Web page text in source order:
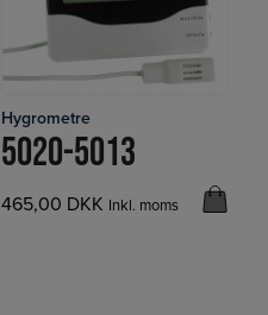
LÆS MERE
Hygrometre
5020-5013
465,00 DKK Inkl. moms